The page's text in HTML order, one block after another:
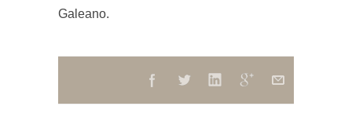
Galeano.